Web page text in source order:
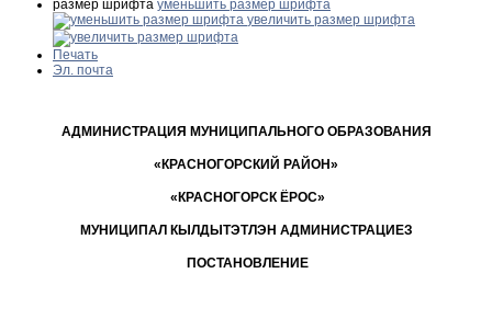
размер шрифта уменьшить размер шрифта
увеличить размер шрифта
Печать
Эл. почта
АДМИНИСТРАЦИЯ МУНИЦИПАЛЬНОГО ОБРАЗОВАНИЯ
«КРАСНОГОРСКИЙ РАЙОН»
«КРАСНОГОРСК ЁРОС»
МУНИЦИПАЛ КЫЛДЫТЭТЛЭН АДМИНИСТРАЦИЕЗ
ПОСТАНОВЛЕНИЕ